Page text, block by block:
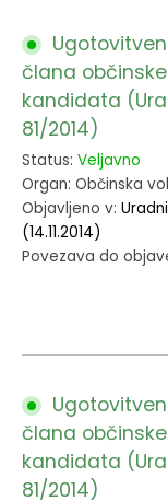
člana
kandidata
81/2014)
Status: Veljavno
Organ: Občinska
Objavljeno v:
(14.11.2014)
Povezava do
člana
kandidata
81/2014)